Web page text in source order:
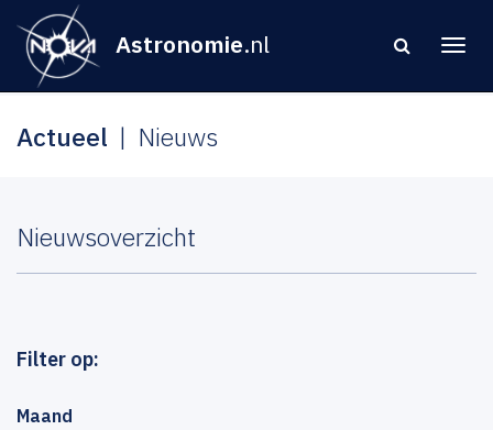
Astronomie.nl
Actueel Nieuws
Nieuwsoverzicht
Filter op:
Maand